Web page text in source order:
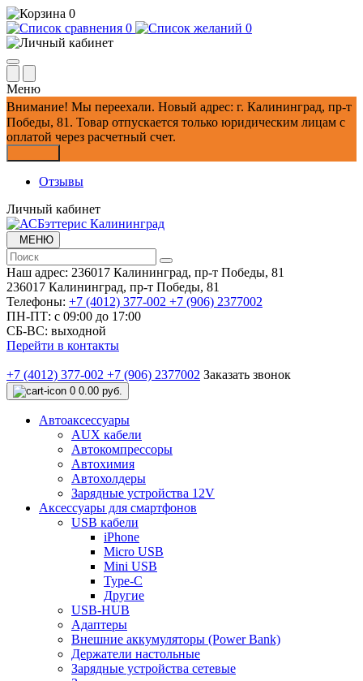
0
0
0
Меню
Внимание! Мы переехали. Новый адрес: г. Калининград, пр-т
Победы, 81. Товар отпускается только юридическим лицам с
оплатой через расчетный счет.
Отзывы
Личный кабинет
МЕНЮ
Наш адрес: 236017 Калининград,​ пр-т Победы, 81
236017 Калининград,​ пр-т Победы, 81
Телефоны: +7 (4012) 377-002 +7 (906) 2377002
ПН-ПТ: с 09:00 до 17:00
СБ-ВС: выходной
Перейти в контакты
+7 (4012) 377-002 +7 (906) 2377002 Заказать звонок
0 0.00 руб.
Автоаксессуары
AUX кабели
Автокомпрессоры
Автохимия
Автохолдеры
Зарядные устройства 12V
Аксессуары для смартфонов
USB кабели
iPhone
Micro USB
Mini USB
Type-C
Другие
USB-HUB
Адаптеры
Внешние аккумуляторы (Power Bank)
Держатели настольные
Зарядные устройства сетевые